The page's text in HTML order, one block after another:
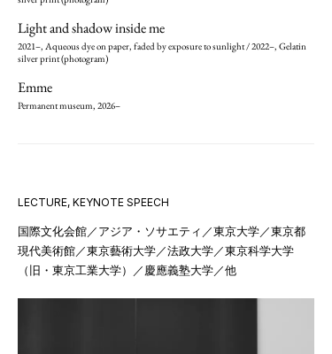
Light and shadow inside me
2021–, Aqueous dye on paper, faded by exposure to sunlight / 2022–, Gelatin
silver print (photogram)
Emme
Permanent museum, 2026–
LECTURE, KEYNOTE SPEECH
国際文化会館／アジア・ソサエティ／東京大学／東京都
現代美術館／東京藝術大学／法政大学／東京科学大学
（旧・東京工業大学）／慶應義塾大学／他